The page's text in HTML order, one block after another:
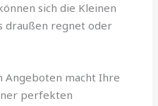
sich die Kleinen
draußen regnet oder
Angeboten macht Ihre
perfekten